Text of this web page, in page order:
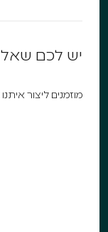
יש לכם
‍מוזמנים ליצור